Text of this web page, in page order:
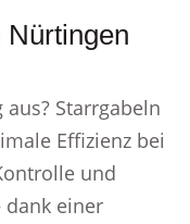
Starrgabeln
Effizienz bei
und
dank einer